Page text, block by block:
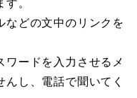
どの文中のリンクを
ードを入力させるメ
し、電話で聞いてく